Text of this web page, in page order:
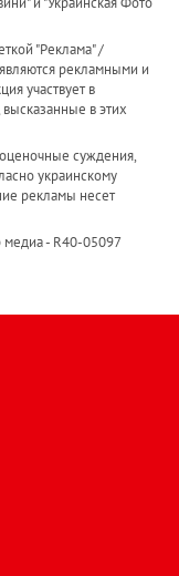
"Реклама" /
рекламными и
участвует в
высказанные в этих
суждения,
украинскому
рекламы несет
медиа - R40-05097